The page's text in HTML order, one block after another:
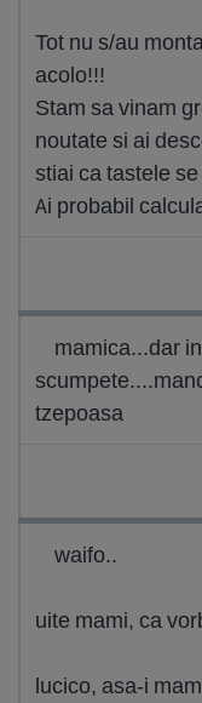
Tot nu s/au
acolo!!!
Stam sa vinam
noutate si ai
stiai ca tastele
Ai probabil
mamica...dar
tzepoasa
waifo..
uite mami, ca
lucico, asa-i